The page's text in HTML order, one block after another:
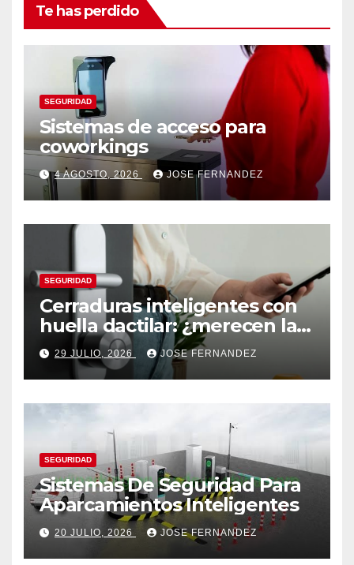
Te has perdido
SEGURIDAD
Sistemas de acceso para
coworkings
4 AGOSTO, 2026 JOSE FERNANDEZ
SEGURIDAD
Cerraduras inteligentes con
huella dactilar: ¿merecen la
pena?
29 JULIO, 2026 JOSE FERNANDEZ
SEGURIDAD
Sistemas De Seguridad Para
Aparcamientos Inteligentes
20 JULIO, 2026 JOSE FERNANDEZ